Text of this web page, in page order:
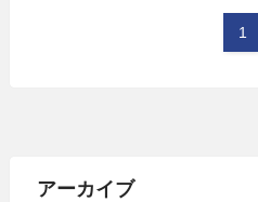
1
アーカイブ